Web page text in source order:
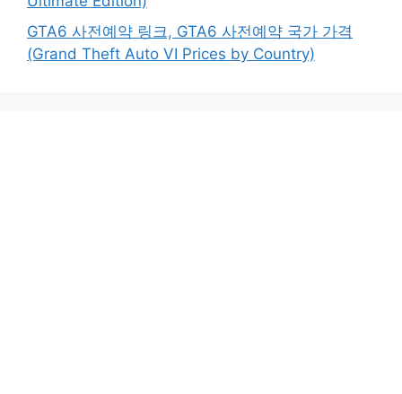
GTA6 사전예약 링크, GTA6 사전예약 국가 가격
(Grand Theft Auto VI Prices by Country)